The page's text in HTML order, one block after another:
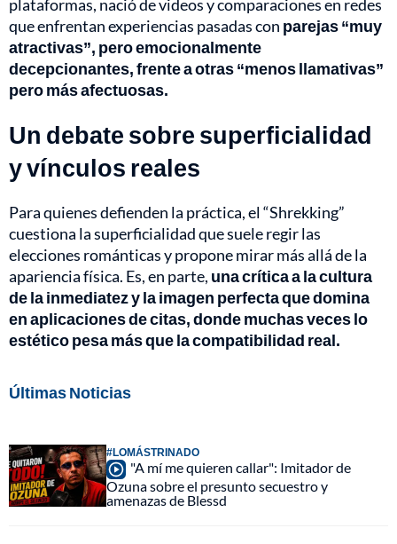
plataformas, nació de videos y comparaciones en redes
que enfrentan experiencias pasadas con parejas “muy
atractivas”, pero emocionalmente
decepcionantes, frente a otras “menos llamativas”
pero más afectuosas.
Un debate sobre superficialidad
y vínculos reales
Para quienes defienden la práctica, el “Shrekking”
cuestiona la superficialidad que suele regir las
elecciones románticas y propone mirar más allá de la
apariencia física. Es, en parte, una crítica a la cultura
de la inmediatez y la imagen perfecta que domina
en aplicaciones de citas, donde muchas veces lo
estético pesa más que la compatibilidad real.
Últimas Noticias
#LOMÁSTRINADO
"A mí me quieren callar": Imitador de
Ozuna sobre el presunto secuestro y
amenazas de Blessd